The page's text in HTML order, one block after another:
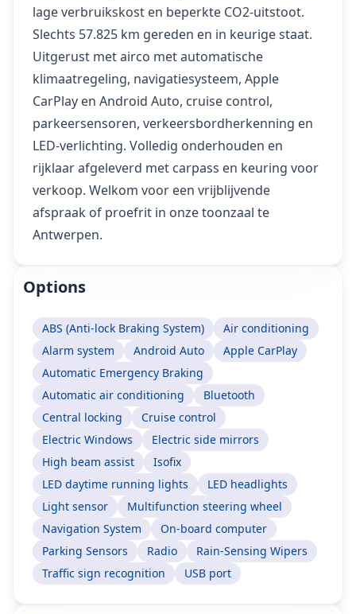
lage verbruikskost en beperkte CO2-uitstoot.
Slechts 57.825 km gereden en in keurige staat.
Uitgerust met airco met automatische
klimaatregeling, navigatiesysteem, Apple
CarPlay en Android Auto, cruise control,
parkeersensoren, verkeersbordherkenning en
LED-verlichting. Volledig onderhouden en
rijklaar afgeleverd met carpass en keuring voor
verkoop. Welkom voor een vrijblijvende
afspraak of proefrit in onze toonzaal te
Antwerpen.
Options
ABS (Anti-lock Braking System)
Air conditioning
Alarm system
Android Auto
Apple CarPlay
Automatic Emergency Braking
Automatic air conditioning
Bluetooth
Central locking
Cruise control
Electric Windows
Electric side mirrors
High beam assist
Isofix
LED daytime running lights
LED headlights
Light sensor
Multifunction steering wheel
Navigation System
On-board computer
Parking Sensors
Radio
Rain-Sensing Wipers
Traffic sign recognition
USB port